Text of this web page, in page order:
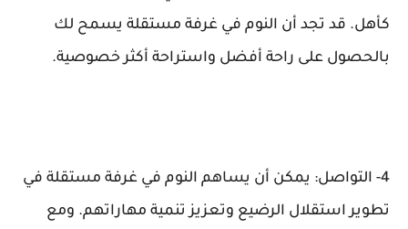
كأهل. قد تجد أن النوم في غرفة مستقلة يسمح لك
بالحصول على راحة أفضل واستراحة أكثر خصوصية.
4- التواصل: يمكن أن يساهم النوم في غرفة مستقلة في
تطوير استقلال الرضيع وتعزيز تنمية مهاراتهم. ومع